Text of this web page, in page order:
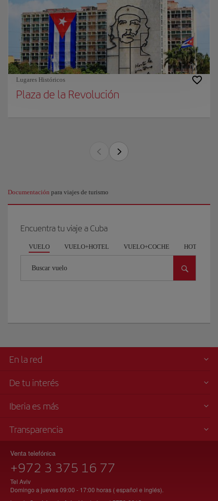
Lugares Históricos
Plaza de la Revolución
Documentación para viajes de turismo
Encuentra tu viaje a Cuba
VUELO VUELO+HOTEL VUELO+COCHE HOTEL
Buscar vuelo
En la red
De tu interés
Iberia es más
Transparencia
Venta telefónica
+972 3 375 16 77
Tel Aviv
Domingo a jueves 09:00 - 17:00 horas ( español e inglés).